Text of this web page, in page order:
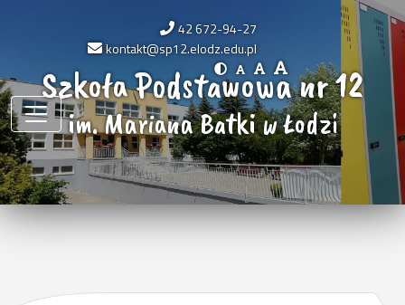
42 672-94-27
kontakt@sp12.elodz.edu.pl
Szkoła Podstawowa nr 12
im. Mariana Batki w Łodzi